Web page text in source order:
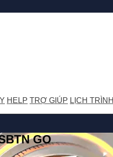
HELP TRỢ GIÚP LỊCH TRÌNH
GO